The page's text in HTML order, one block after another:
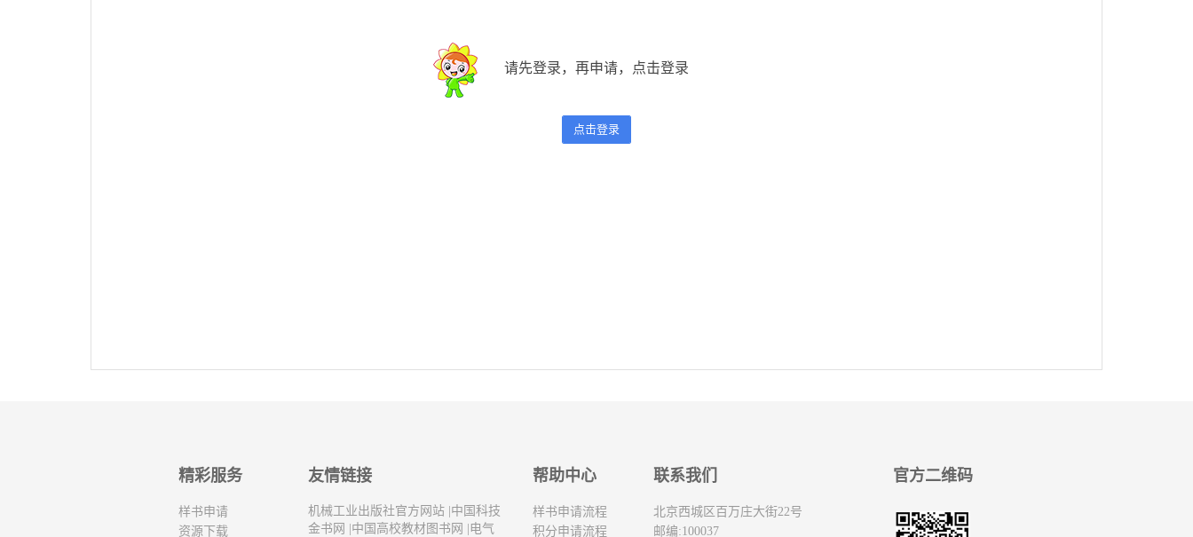
请先登录，再申请，点击登录
点击登录
精彩服务
样书申请
资源下载
友情链接
机械工业出版社官方网站 中国科技
金书网
中国高校教材图书网 电气
帮助中心
样书申请流程
积分申请流程
联系我们
北京西城区百万庄大街22号
邮编:100037
官方二维码